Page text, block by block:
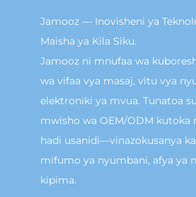
Jamooz — Inovisheni ya
Maisha ya Kila Siku.
Jamooz ni mnufaa wa
wa vifaa vya masaj, vitu vya
elektroniki ya mvua. Tunatoa
mwisho wa OEM/ODM kutoka
hadi usanidi—vinazokusanya
mifumo ya nyumbani, afya ya
kipima.